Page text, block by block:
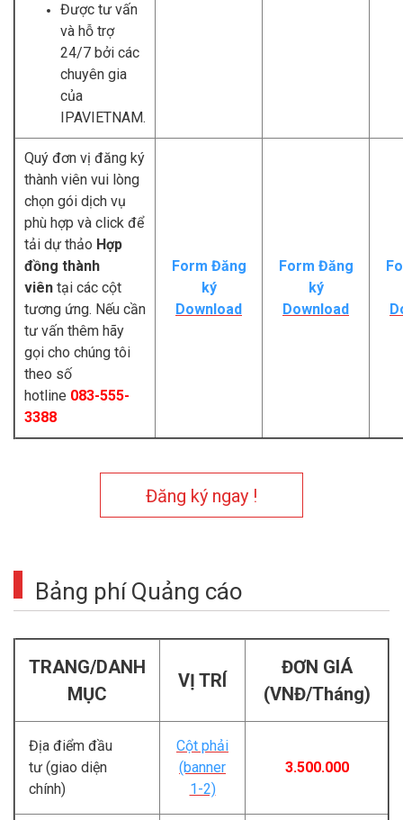
Được tư vấn
và hỗ trợ
24/7 bởi các
chuyên gia
của
IPAVIETNAM.
Quý đơn vị đăng ký
thành viên vui lòng
chọn gói dịch vụ
phù hợp và click để
tải dự thảo Hợp
đồng thành
viên tại các cột
tương ứng. Nếu cần
tư vấn thêm hãy
gọi cho chúng tôi
theo số
hotline 083-555-
3388
Form Đăng
ký
Download
Form Đăng
ký
Download
Đăng ký ngay !
Bảng phí Quảng cáo
TRANG/DANH
MỤC
VỊ TRÍ
ĐƠN GIÁ
(VNĐ/Tháng)
Địa điểm đầu
tư (giao diện
chính)
Cột phải
(banner
1-2)
3.500.000